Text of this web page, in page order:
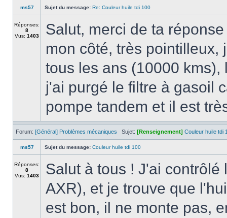
ms57 Sujet du message: Re: Couleur huile tdi 100
Réponses:
8
Vus: 1403
Salut, merci de ta
mon côté, très pointilleux,
tous les ans (10000
j'ai purgé le filtre à gasoil
pompe tandem et il est
Forum: [Général] Problèmes mécaniques Sujet: [Renseignement] Couleur huile tdi
ms57 Sujet du message: Couleur huile tdi 100
Réponses:
8
Vus: 1403
Salut à tous ! J'ai
AXR), et je trouve que
est bon, il ne monte pas,